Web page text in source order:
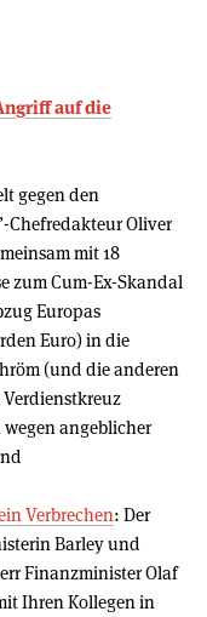
auf die
gegen den
Oliver
mit 18
zum Cum-Ex-Skandal
Europas
Euro) in die
(und die anderen
angeblicher
Verbrechen: Der
Barley und
Finanzminister Olaf
Ihren Kollegen in